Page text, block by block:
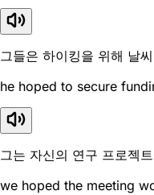
그들은 하이킹을 위해 날
he hoped to secure
그는 자신의 연구 프로젝
we hoped the meeting